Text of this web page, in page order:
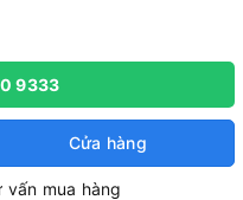
9333
Cửa hàng
vấn mua hàng